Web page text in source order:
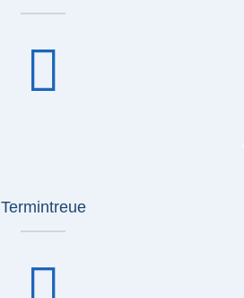
Termintreue